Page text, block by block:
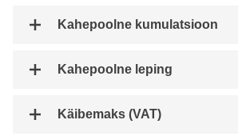
Kahepoolne kumulatsioon
Kahepoolne leping
Käibemaks (VAT)